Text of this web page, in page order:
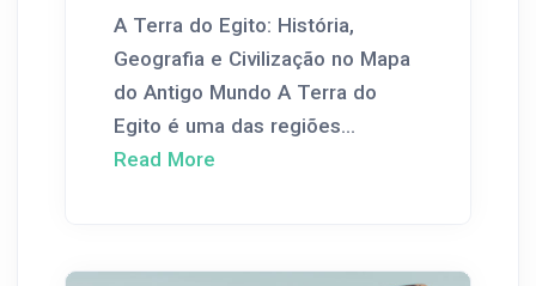
A Terra do Egito: História,
Geografia e Civilização no Mapa
do Antigo Mundo A Terra do
Egito é uma das regiões...
Read More